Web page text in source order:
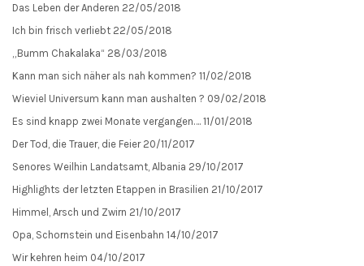
Das Leben der Anderen 22/05/2018
Ich bin frisch verliebt 22/05/2018
„Bumm Chakalaka“ 28/03/2018
Kann man sich näher als nah kommen? 11/02/2018
Wieviel Universum kann man aushalten ? 09/02/2018
Es sind knapp zwei Monate vergangen…. 11/01/2018
Der Tod, die Trauer, die Feier 20/11/2017
Senores Weilhin Landatsamt, Albania 29/10/2017
Highlights der letzten Etappen in Brasilien 21/10/2017
Himmel, Arsch und Zwirn 21/10/2017
Opa, Schornstein und Eisenbahn 14/10/2017
Wir kehren heim 04/10/2017